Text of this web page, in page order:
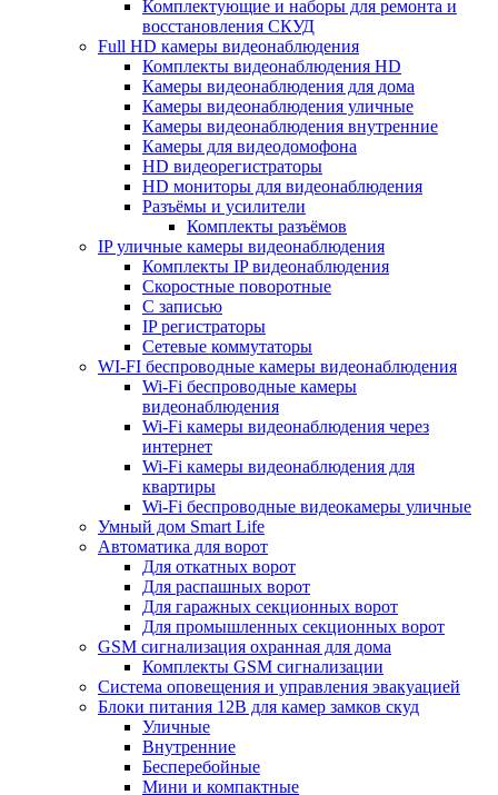
Комплектующие и наборы для ремонта и
восстановления СКУД
Full HD камеры видеонаблюдения
Комплекты видеонаблюдения HD
Камеры видеонаблюдения для дома
Камеры видеонаблюдения уличные
Камеры видеонаблюдения внутренние
Камеры для видеодомофона
HD видеорегистраторы
HD мониторы для видеонаблюдения
Разъёмы и усилители
Комплекты разъёмов
IP уличные камеры видеонаблюдения
Комплекты IP видеонаблюдения
Скоростные поворотные
С записью
IP регистраторы
Сетевые коммутаторы
WI-FI беспроводные камеры видеонаблюдения
Wi-Fi беспроводные камеры
видеонаблюдения
Wi-Fi камеры видеонаблюдения через
интернет
Wi-Fi камеры видеонаблюдения для
квартиры
Wi-Fi беспроводные видеокамеры уличные
Умный дом Smart Life
Автоматика для ворот
Для откатных ворот
Для распашных ворот
Для гаражных секционных ворот
Для промышленных секционных ворот
GSM сигнализация охранная для дома
Комплекты GSM сигнализации
Cистема оповещения и управления эвакуацией
Блоки питания 12В для камер замков скуд
Уличные
Внутренние
Бесперебойные
Мини и компактные